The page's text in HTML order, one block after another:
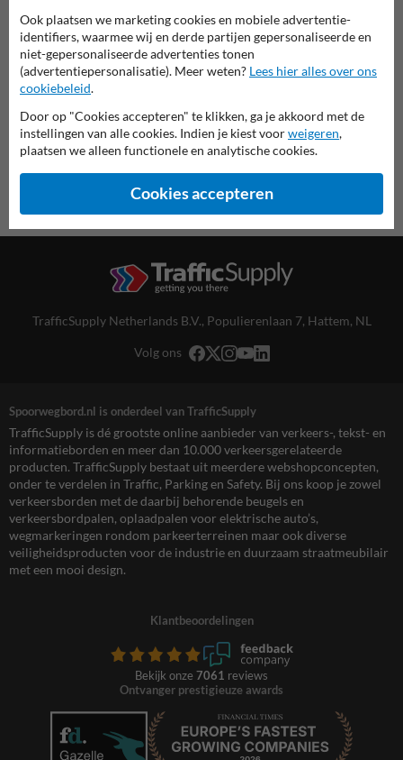
deze informatie printen
overzicht officiële spoorwegborden
TrafficSupply Netherlands B.V., Populierenlaan 7, Hattem, NL
Volg ons
Spoorwegbord.nl is onderdeel van TrafficSupply
TrafficSupply is dé grootste online aanbieder van verkeers-, tekst- en
informatieborden en meer dan 10.000 verkeersgerelateerde
producten. TrafficSupply bestaat uit meerdere webshopconcepten,
onder te verdelen in Traffic, Parking en Safety. Bij ons koop je zowel
verkeersborden met de daarbij behorende beugels en
verkeersbordpalen, oplaadpalen voor elektrische auto’s,
wegmarkeringen rondom parkeerterreinen maar ook diverse
veiligheidsproducten voor de industrie en duurzaam straatmeubilair
met een mooi design.
Klantbeoordelingen
Bekijk onze 7061 reviews
Ontvanger prestigieuze awards
Ook plaatsen we marketing cookies en mobiele advertentie-
identifiers, waarmee wij en derde partijen gepersonaliseerde en
niet-gepersonaliseerde advertenties tonen
(advertentiepersonalisatie). Meer weten? Lees hier alles over ons
cookiebeleid.
Door op "Cookies accepteren" te klikken, ga je akkoord met de
instellingen van alle cookies. Indien je kiest voorweigeren,
plaatsen we alleen functionele en analytische cookies.
Cookies accepteren